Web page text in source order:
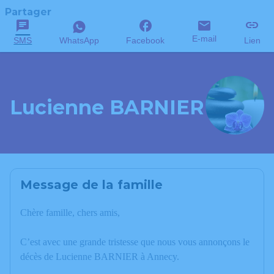
Partager
SMS WhatsApp Facebook E-mail Lien
Lucienne BARNIER
Message de la famille
Chère famille, chers amis,
C’est avec une grande tristesse que nous vous annonçons le
décès de Lucienne BARNIER à Annecy.